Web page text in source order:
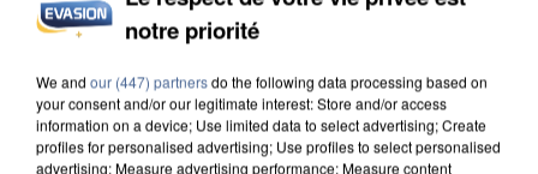
INCENDIES : L’ÎLE-DE-FRANCE LANCE UN ÉLAN
notre priorité
We and our (447) partnersdo the following data processing based on
your consent and/or our legitimate interest: Store and/or access
information on a device; Use limited data to select advertising; Create
profiles for personalised advertising; Use profiles to select personalised
advertising; Measure advertising performance; Measure content